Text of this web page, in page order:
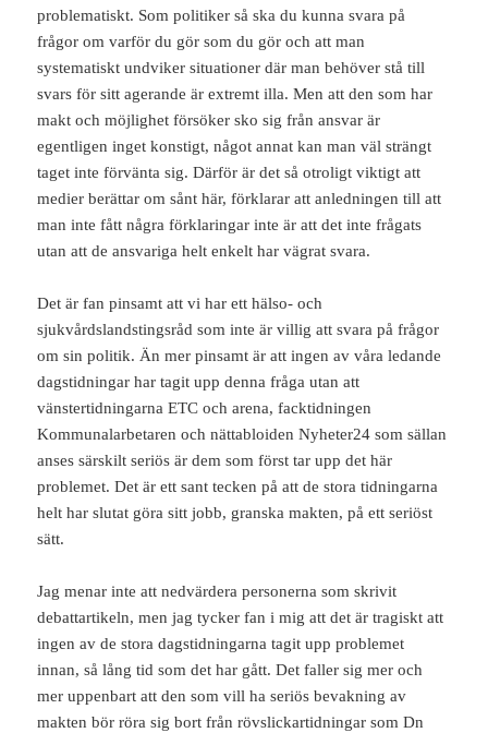
problematiskt. Som politiker så ska du kunna svara på
frågor om varför du gör som du gör och att man
systematiskt undviker situationer där man behöver stå till
svars för sitt agerande är extremt illa. Men att den som har
makt och möjlighet försöker sko sig från ansvar är
egentligen inget konstigt, något annat kan man väl strängt
taget inte förvänta sig. Därför är det så otroligt viktigt att
medier berättar om sånt här, förklarar att anledningen till att
man inte fått några förklaringar inte är att det inte frågats
utan att de ansvariga helt enkelt har vägrat svara.
Det är fan pinsamt att vi har ett hälso- och
sjukvårdslandstingsråd som inte är villig att svara på frågor
om sin politik. Än mer pinsamt är att ingen av våra ledande
dagstidningar har tagit upp denna fråga utan att
vänstertidningarna ETC och arena, facktidningen
Kommunalarbetaren och nättabloiden Nyheter24 som sällan
anses särskilt seriös är dem som först tar upp det här
problemet. Det är ett sant tecken på att de stora tidningarna
helt har slutat göra sitt jobb, granska makten, på ett seriöst
sätt.
Jag menar inte att nedvärdera personerna som skrivit
debattartikeln, men jag tycker fan i mig att det är tragiskt att
ingen av de stora dagstidningarna tagit upp problemet
innan, så lång tid som det har gått. Det faller sig mer och
mer uppenbart att den som vill ha seriös bevakning av
makten bör röra sig bort från rövslickartidningar som Dn